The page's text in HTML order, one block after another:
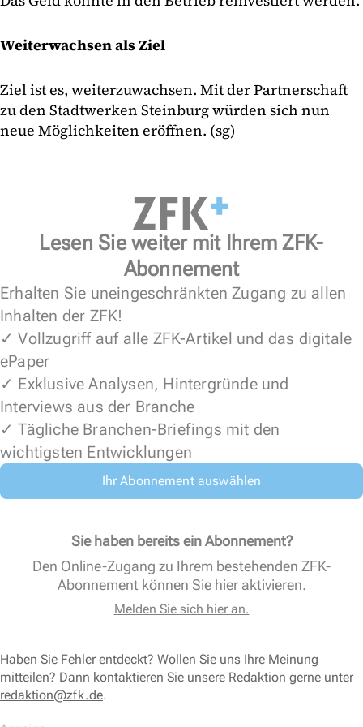
Weiterwachsen als Ziel
Ziel ist es, weiterzuwachsen. Mit der Partnerschaft
zu den Stadtwerken Steinburg würden sich nun
neue Möglichkeiten eröffnen. (sg)
Lesen Sie weiter mit Ihrem ZFK-
Abonnement
Erhalten Sie uneingeschränkten Zugang zu allen
Inhalten der ZFK!
✓ Vollzugriff auf alle ZFK-Artikel und das digitale
ePaper
✓ Exklusive Analysen, Hintergründe und
Interviews aus der Branche
✓ Tägliche Branchen-Briefings mit den
wichtigsten Entwicklungen
Ihr Abonnement auswählen
Sie haben bereits ein Abonnement?
Den Online-Zugang zu Ihrem bestehenden ZFK-
Abonnement können Sie hier aktivieren.
Melden Sie sich hier an.
Haben Sie Fehler entdeckt? Wollen Sie uns Ihre Meinung
mitteilen? Dann kontaktieren Sie unsere Redaktion gerne unter
redaktion@zfk.de.